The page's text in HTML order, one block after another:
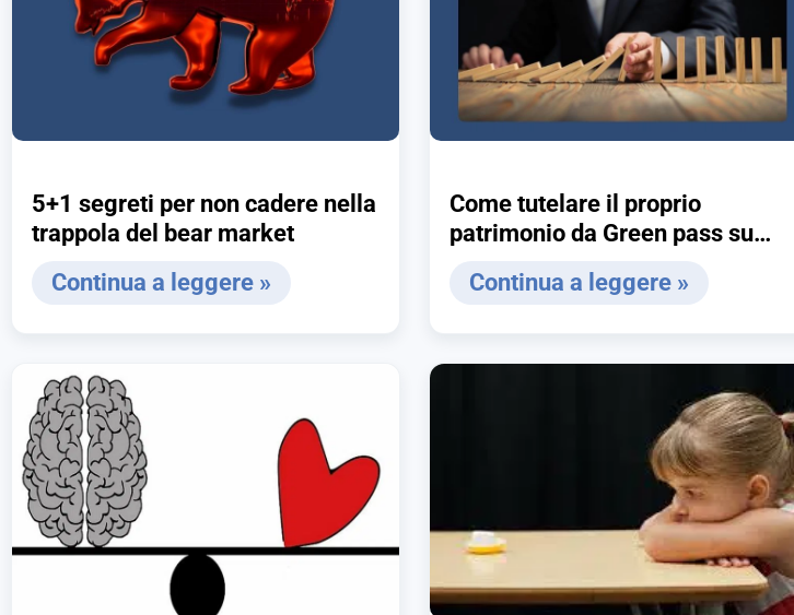
5+1 segreti per non cadere nella
trappola del bear market
Continua a leggere »
Come tutelare il proprio
patrimonio da Green pass su
e inflazione… (soluzioni
Continua a leggere »